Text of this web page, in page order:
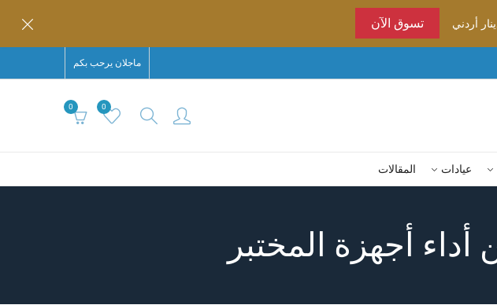
تسوق الآن
ماجلان يرحب بكم
0
0
عيادات المقالات